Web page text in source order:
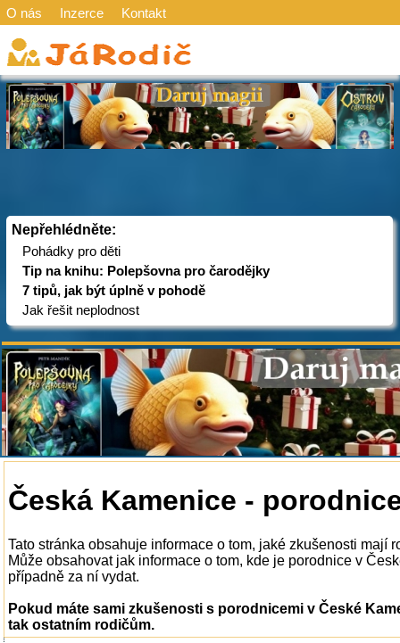
O nás Inzerce Kontakt
Nepřehlédněte:
Pohádky pro děti
Tip na knihu: Polepšovna pro čarodějky
7 tipů, jak být úplně v pohodě
Jak řešit neplodnost
Česká Kamenice -
Tato stránka obsahuje informace o tom, jaké zkušenosti mají
Může obsahovat jak informace o tom, kde je porodnice v
případně za ní vydat.
Pokud máte sami zkušenosti s porodnicemi v České
tak ostatním rodičům.